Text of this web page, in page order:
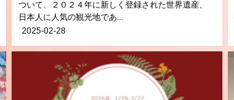
ついて、２０２４年に新しく登録された世界遺産、
日本人に人気の観光地であ...
2025-02-28